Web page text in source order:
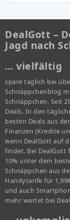
DealGott –
Jagd nach
… vielfältig
spare täglich bei
Schnäppchenblog
Schnäppchen. Seit
Deals. In den
besten Deals aus
Finanzen (Kredite
wenn DealGott auf
findet. Bei DealGott
10% unter dem
Schnäppchen aus
Handytarife für
und auch
mehr wartet bei